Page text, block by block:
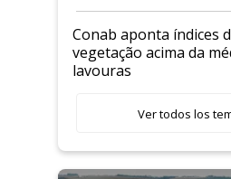
Conab aponta índices
vegetação acima da
lavouras
Ver todos los